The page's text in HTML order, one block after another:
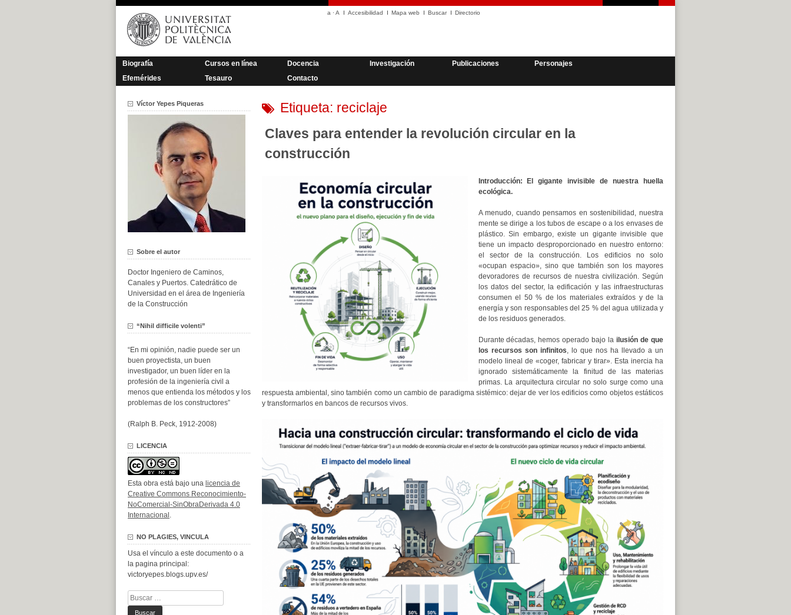
Saltar
contenido
a ·A Accesibilidad Mapa web Buscar Directorio
Biografía Cursos en línea Docencia Investigación Publicaciones
Personajes
Efemérides
Tesauro Contacto
Etiqueta: reciclaje
Claves para entender la revolución circular en la
construcción
Introducción: El gigante invisible de nuestra huella
ecológica.
A menudo, cuando pensamos en sostenibilidad, nuestra
mente se dirige a los tubos de escape o a los envases de
plástico. Sin embargo, existe un gigante invisible que
tiene un impacto desproporcionado en nuestro entorno:
el sector de la construcción. Los edificios no solo
«ocupan espacio», sino que también son los mayores
devoradores de recursos de nuestra civilización. Según
los datos del sector, la edificación y las infraestructuras
consumen el 50 % de los materiales extraídos y de la
energía y son responsables del 25 % del agua utilizada y
de los residuos generados.
Durante décadas, hemos operado bajo lailusión de que
los recursos son infinitos, lo que nos ha llevado a un
modelo lineal de «coger, fabricar y tirar». Esta inercia ha
ignorado sistemáticamente la finitud de las materias
primas. La arquitectura circular no solo surge como una
respuesta ambiental, sino también como un cambio de paradigma sistémico: dejar de ver los edificios como objetos estáticos
y transformarlos en bancos de recursos vivos.
Víctor Yepes Piqueras
Sobre el autor
Doctor Ingeniero de Caminos,
Canales y Puertos. Catedrático de
Universidad en el área de Ingeniería
de la Construcción
“Nihil difficile volenti”
“En mi opinión, nadie puede ser un
buen proyectista, un buen
investigador, un buen líder en la
profesión de la ingeniería civil a
menos que entienda los métodos y los
problemas de los constructores”
(Ralph B. Peck, 1912-2008)
LICENCIA
Esta obra está bajo una licencia de
Creative Commons Reconocimiento-
NoComercial-SinObraDerivada 4.0
Internacional .
NO PLAGIES, VINCULA
Usa el vínculo a este documento o a
la pagina principal:
victoryepes.blogs.upv.es/
Buscar: